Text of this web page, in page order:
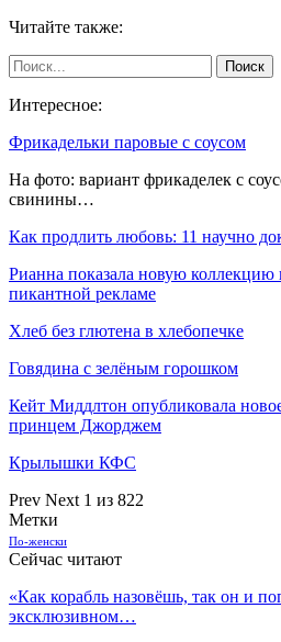
Читайте также:
Интересное:
Фрикадельки паровые с соусом
На фото: вариант фрикаделек с
свинины…
Как продлить любовь: 11 научно
Рианна показала новую коллекцию
пикантной рекламе
Хлеб без глютена в хлебопечке
Говядина с зелёным горошком
Кейт Миддлтон опубликовала
принцем Джорджем
Крылышки КФС
Prev Next 1 из 822
Метки
По-женски
Сейчас читают
«Как корабль назовёшь, так он и
эксклюзивном…